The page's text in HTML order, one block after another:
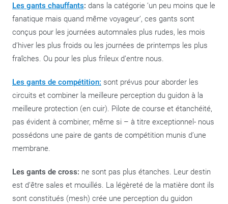
Les gants chauffants: dans la catégorie ‘un peu moins que le
fanatique mais quand même voyageur’, ces gants sont
conçus pour les journées automnales plus rudes, les mois
d’hiver les plus froids ou les journées de printemps les plus
fraîches. Ou pour les plus frileux d’entre nous.
Les gants de compétition: sont prévus pour aborder les
circuits et combiner la meilleure perception du guidon à la
meilleure protection (en cuir). Pilote de course et étanchéité,
pas évident à combiner, même si – à titre exceptionnel- nous
possédons une paire de gants de compétition munis d’une
membrane.
Les gants de cross: ne sont pas plus étanches. Leur destin
est d’être sales et mouillés. La légèreté de la matière dont ils
sont constitués (mesh) crée une perception du guidon